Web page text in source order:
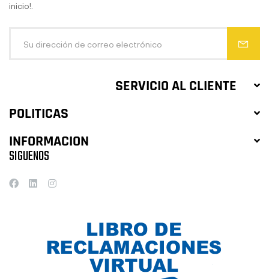
SERVICIO AL CLIENTE
POLITICAS
INFORMACION
inicio!.
SIGUENOS